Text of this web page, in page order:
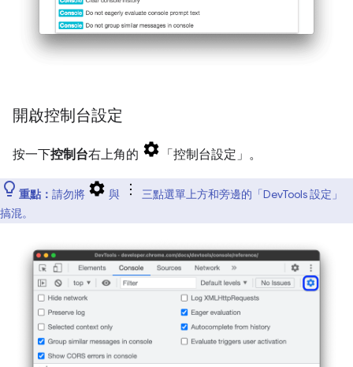
開啟控制台設定
按一下控制台右上角的 「控制台設定」 。
重點： 請勿將 與
三點選單上方和旁邊的「DevTools 設定」
搞混。